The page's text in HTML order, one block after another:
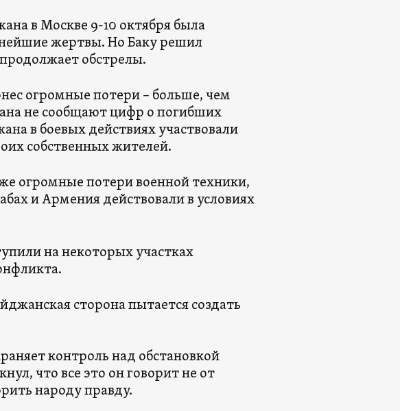
в Москве 9-10 октября была
жертвы. Но Баку решил
обстрелы.
огромные потери – больше, чем
не сообщают цифр о погибших
в боевых действиях участвовали
собственных жителей.
огромные потери военной техники,
и Армения действовали в условиях
на некоторых участках
сторона пытается создать
контроль над обстановкой
что все это он говорит не от
народу правду.